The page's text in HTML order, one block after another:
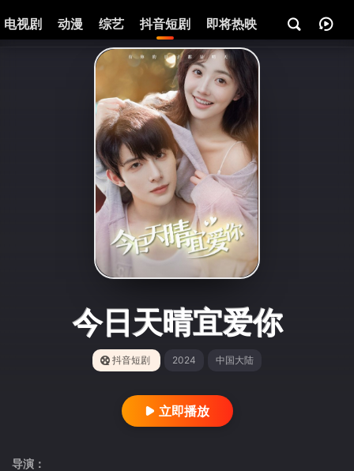
电视剧 动漫 综艺 抖音短剧 即将热映 资讯
今日天晴宜爱你
抖音短剧 2024 中国大陆
立即播放
导演：